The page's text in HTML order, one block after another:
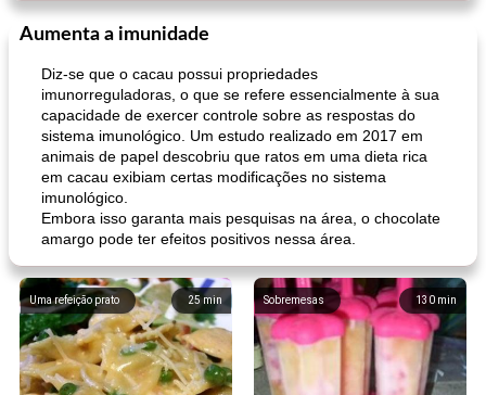
Aumenta a imunidade
Diz-se que o cacau possui propriedades
imunorreguladoras, o que se refere essencialmente à sua
capacidade de exercer controle sobre as respostas do
sistema imunológico. Um estudo realizado em 2017 em
animais de papel descobriu que ratos em uma dieta rica
em cacau exibiam certas modificações no sistema
imunológico.
Embora isso garanta mais pesquisas na área, o chocolate
amargo pode ter efeitos positivos nessa área.
25min
Uma refeição prato 130 min
Sobremesas